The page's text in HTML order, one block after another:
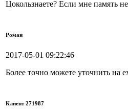
Цокользнаете? Если мне память
Роман
2017-05-01 09:22:46
Более точно можете уточнить на
Клиент 271987